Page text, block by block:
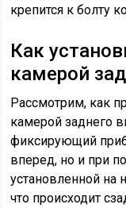
крепится к болту
Как
камерой
Рассмотрим, как
камерой заднего
фиксирующий
вперед, но и при
установленной на
что происходит